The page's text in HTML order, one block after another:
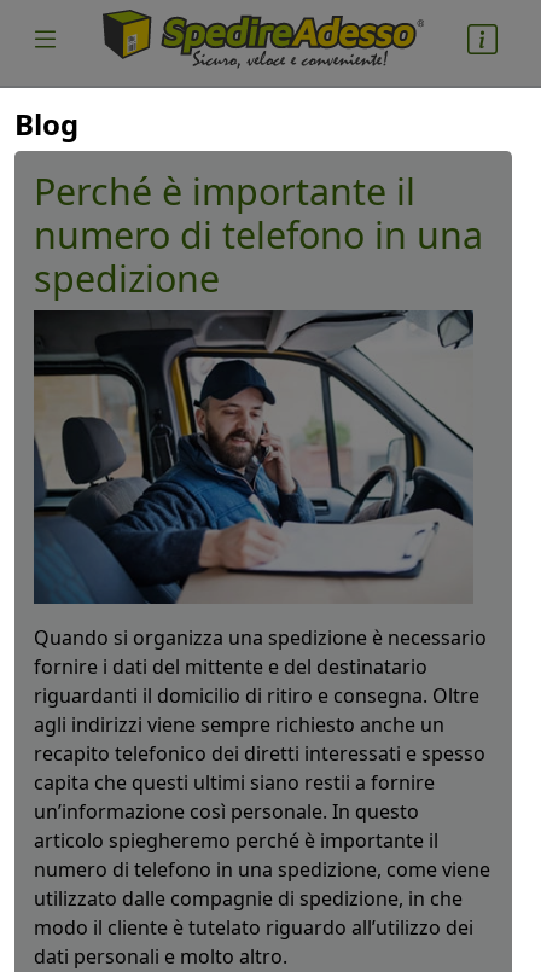
Blog
Perché è importante il
numero di telefono in una
spedizione
Quando si organizza una spedizione è necessario
fornire i dati del mittente e del destinatario
riguardanti il domicilio di ritiro e consegna. Oltre
agli indirizzi viene sempre richiesto anche un
recapito telefonico dei diretti interessati e spesso
capita che questi ultimi siano restii a fornire
un’informazione così personale. In questo
articolo spiegheremo perché è importante il
numero di telefono in una spedizione, come viene
utilizzato dalle compagnie di spedizione, in che
modo il cliente è tutelato riguardo all’utilizzo dei
dati personali e molto altro.